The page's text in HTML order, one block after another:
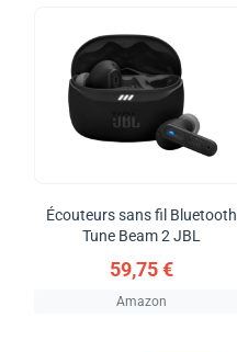
Écouteurs sans fil Bluetooth
Tune Beam 2 JBL
59,75 €
Amazon